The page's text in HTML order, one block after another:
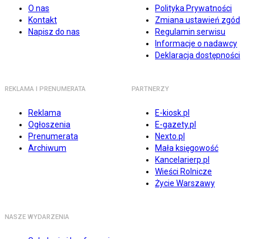
O nas
Kontakt
Napisz do nas
Polityka Prywatności
Zmiana ustawień zgód
Regulamin serwisu
Informacje o nadawcy
Deklaracja dostępności
REKLAMA I PRENUMERATA
Reklama
Ogłoszenia
Prenumerata
Archiwum
PARTNERZY
E-kiosk.pl
E-gazety.pl
Nexto.pl
Mała księgowość
Kancelarierp.pl
Wieści Rolnicze
Życie Warszawy
NASZE WYDARZENIA